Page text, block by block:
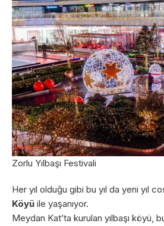
Zorlu Yılbaşı Festivali
Her yıl olduğu gibi bu yıl da yeni yıl
Köyü ile yaşanıyor.
Meydan Kat’ta kurulan yılbaşı köyü,